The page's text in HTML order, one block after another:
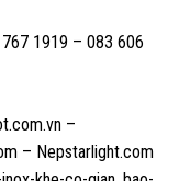
1919 – 083 606
–
– Nepstarlight.com